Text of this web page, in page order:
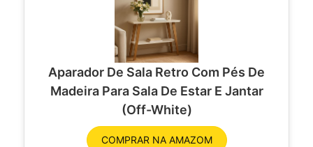
Aparador De Sala Retro Com Pés De
Madeira Para Sala De Estar E Jantar
(Off-White)
COMPRAR NA AMAZOM